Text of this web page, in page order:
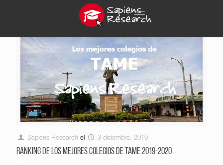
Sapiens Research el 3 diciembre, 2019
Ranking de los mejores colegios de Tame 2019-2020